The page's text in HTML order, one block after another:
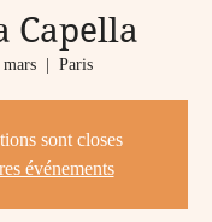
Capella
Paris
sont closes
événements